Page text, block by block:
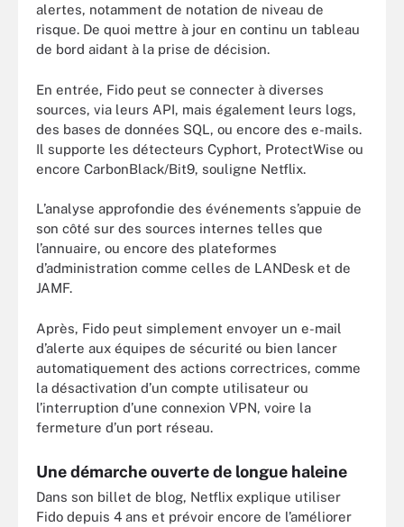
alertes, notamment de notation de niveau de
risque. De quoi mettre à jour en continu un tableau
de bord aidant à la prise de décision.
En entrée, Fido peut se connecter à diverses
sources, via leurs API, mais également leurs logs,
des bases de données SQL, ou encore des e-mails.
Il supporte les détecteurs Cyphort, ProtectWise ou
encore CarbonBlack/Bit9, souligne Netflix.
L’analyse approfondie des événements s’appuie de
son côté sur des sources internes telles que
l’annuaire, ou encore des plateformes
d’administration comme celles de LANDesk et de
JAMF.
Après, Fido peut simplement envoyer un e-mail
d’alerte aux équipes de sécurité ou bien lancer
automatiquement des actions correctrices, comme
la désactivation d’un compte utilisateur ou
l’interruption d’une connexion VPN, voire la
fermeture d’un port réseau.
Une démarche ouverte de longue haleine
Dans son billet de blog, Netflix explique utiliser
Fido depuis 4 ans et prévoir encore de l’améliorer